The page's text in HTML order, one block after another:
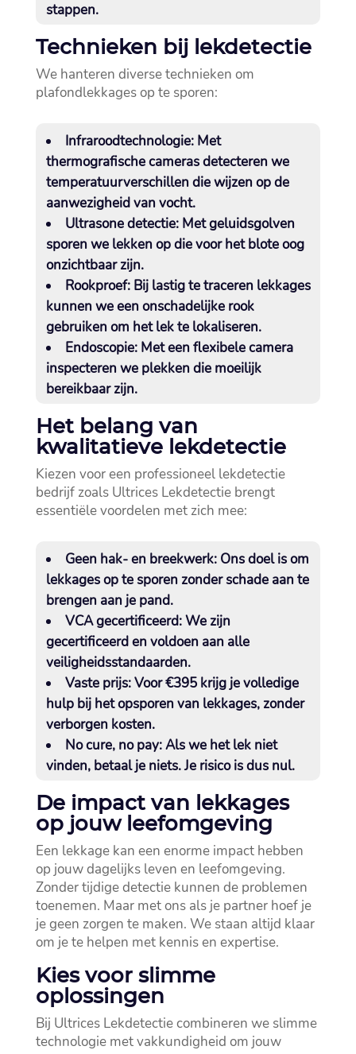
stappen.​
Technieken bij lekdetectie
We hanteren diverse technieken om
plafondlekkages op te sporen:
Infraroodtechnologie:Met
thermografische cameras detecteren we
temperatuurverschillen die wijzen op de
aanwezigheid van vocht.​
Ultrasone detectie:Met geluidsgolven
sporen we lekken op die voor het blote oog
onzichtbaar zijn.​
Rookproef:Bij lastig te traceren lekkages
kunnen we een onschadelijke rook
gebruiken om het lek te lokaliseren.​
Endoscopie:Met een flexibele camera
inspecteren we plekken die moeilijk
bereikbaar zijn.​
Het belang van
kwalitatieve lekdetectie
Kiezen voor een professioneel lekdetectie
bedrijf zoals Ultrices Lekdetectie brengt
essentiële voordelen met zich mee:
Geen hak- en breekwerk:Ons doel is om
lekkages op te sporen zonder schade aan te
brengen aan je pand.​
VCA gecertificeerd:We zijn
gecertificeerd en voldoen aan alle
veiligheidsstandaarden.​
Vaste prijs:Voor €395 krijg je volledige
hulp bij het opsporen van lekkages, zonder
verborgen kosten.​
No cure, no pay:Als we het lek niet
vinden, betaal je niets.​ Je risico is dus nul.​
De impact van lekkages
op jouw leefomgeving
Een lekkage kan een enorme impact hebben
op jouw dagelijks leven en leefomgeving.​
Zonder tijdige detectie kunnen de problemen
toenemen.​ Maar met ons als je partner hoef je
je geen zorgen te maken.​ We staan altijd klaar
om je te helpen met kennis en expertise.​
Kies voor slimme
oplossingen
Bij Ultrices Lekdetectie combineren we slimme
technologie met vakkundigheid om jouw